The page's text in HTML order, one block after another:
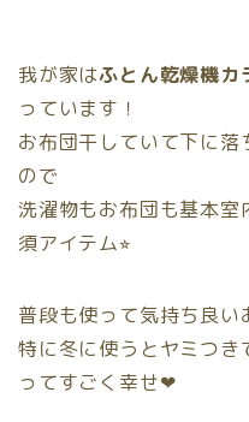
我が家はふとん乾燥機カ
っています！
お布団干していて下に
ので
洗濯物もお布団も基本
須アイテム⭐︎
普段も使って気持ち良い
特に冬に使うとヤミつき
ってすごく幸せ❤︎